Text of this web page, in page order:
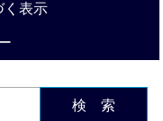
く表示
検 索